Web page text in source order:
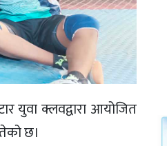
युवा क्लवद्वारा आयोजित
छ।